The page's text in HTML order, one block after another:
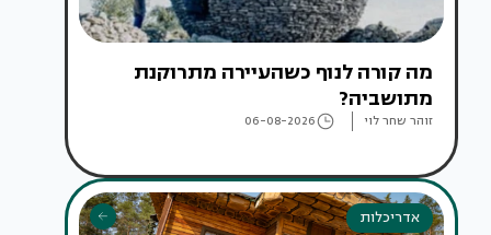
מה קורה לנוף כשהעיירה מתרוקנת
מתושביה?
זוהר שחר לוי 06-08-2026
אדריכלות